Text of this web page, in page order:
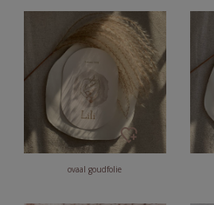
ovaal goudfolie